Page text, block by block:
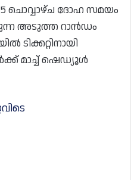
5 ചൊവ്വാഴ്ച ദോഹ സമയം
അടുത്ത റാൻഡം
ടിക്കറ്റിനായി
മാച്ച് ഷെഡ്യൂൾ